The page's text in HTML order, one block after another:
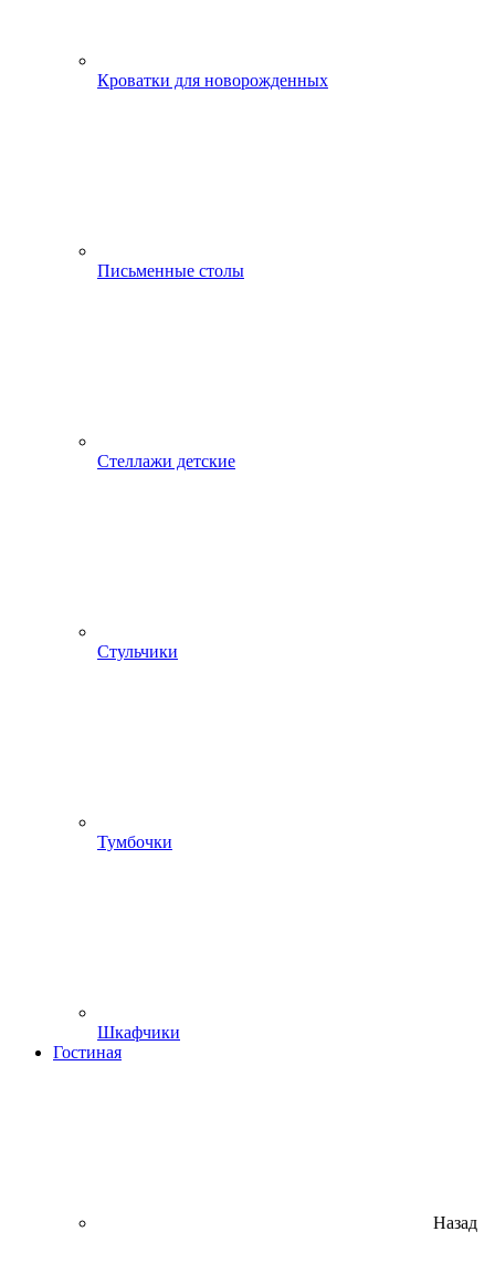
Кроватки для новорожденных
Письменные столы
Стеллажи детские
Стульчики
Тумбочки
Шкафчики
Гостиная
Назад